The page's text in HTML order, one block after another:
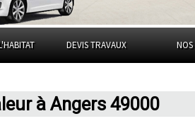
DEVIS TRAVAUX NOS
à Angers 49000